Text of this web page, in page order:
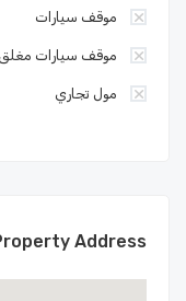
موقف سيارات
موقف سيارات مغلق
مول تجاري
Address: